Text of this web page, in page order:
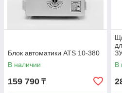
Блок автоматики ATS 10-380
В наличии
159 790 ₸
В